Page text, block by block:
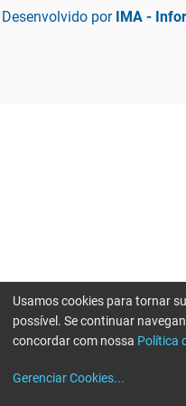
Desenvolvido por IMA -
Usamos cookies para tornar
possível. Se continuar
concordar com nossa Política
Gerenciar Cookies...
Erro ao enviar informações,